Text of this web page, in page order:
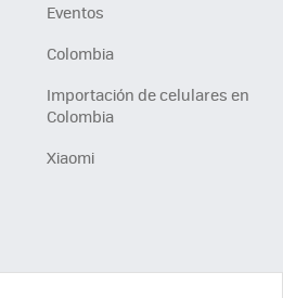
Eventos
Colombia
Importación de celulares en
Colombia
Xiaomi